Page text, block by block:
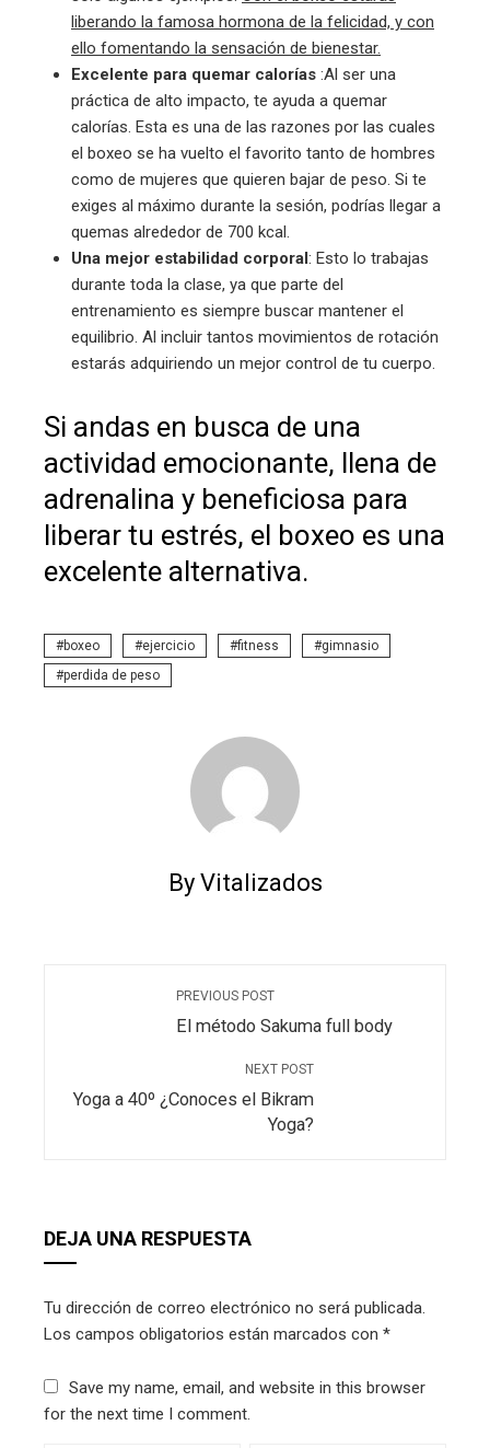
liberando la famosa hormona de la felicidad, y con
ello fomentando la sensación de bienestar.
Excelente para quemar calorías :Al ser una
práctica de alto impacto, te ayuda a quemar
calorías. Esta es una de las razones por las cuales
el boxeo se ha vuelto el favorito tanto de hombres
como de mujeres que quieren bajar de peso. Si te
exiges al máximo durante la sesión, podrías llegar a
quemas alrededor de 700 kcal.
Una mejor estabilidad corporal: Esto lo trabajas
durante toda la clase, ya que parte del
entrenamiento es siempre buscar mantener el
equilibrio. Al incluir tantos movimientos de rotación
estarás adquiriendo un mejor control de tu cuerpo.
Si andas en busca de una
actividad emocionante, llena de
adrenalina y beneficiosa para
liberar tu estrés, el boxeo es una
excelente alternativa.
boxeo ejercicio fitness
gimnasio
perdida de peso
By Vitalizados
PREVIOUS POST
El método Sakuma full body
NEXT POST
Yoga a 40º ¿Conoces el Bikram
Yoga?
DEJA UNA RESPUESTA
Tu dirección de correo electrónico no será publicada.
Los campos obligatorios están marcados con *
Save my name, email, and website in this browser
for the next time I comment.